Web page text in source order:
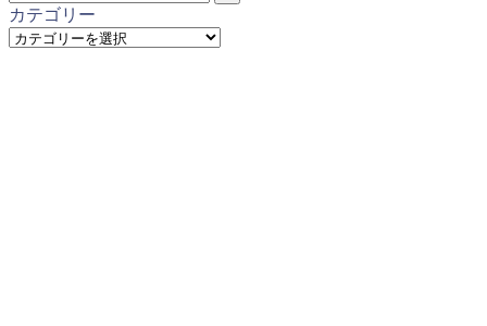
カテゴリー
カ